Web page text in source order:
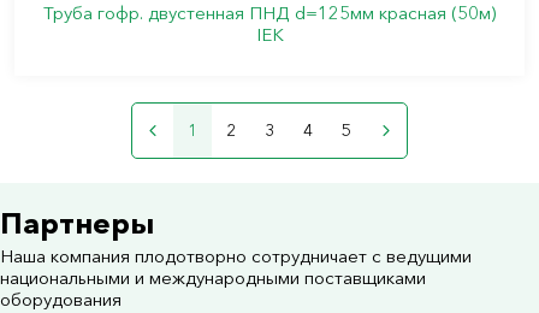
Труба гофр. двустенная ПНД d=125мм красная (50м)
IEK
1 2 3 4 5
Партнеры
Наша компания плодотворно сотрудничает с ведущими
национальными и международными поставщиками
оборудования